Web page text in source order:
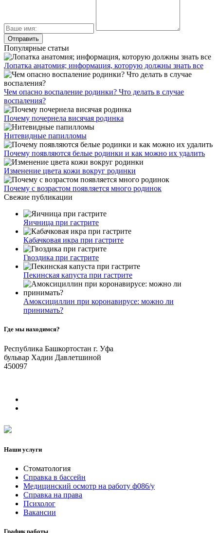
Популярные статьи
Лопатка анатомия; информация, которую должны знать все
Чем опасно воспаление родинки? Что делать в случае
воспаления?
Почему почернела висячая родинка
Нитевидные папилломы
Почему появляются белые родинки и как можно их удалить
Изменение цвета кожи вокруг родинки
Почему с возрастом появляется много родинок
Свежие публикации
Яичница при гастрите
Кабачковая икра при гастрите
Гвоздика при гастрите
Пекинская капуста при гастрите
Амоксициллин при коронавирусе: можно ли
принимать?
Где мы находимся?
Республика Башкортостан г. Уфа
бульвар Хадии Давлетшиной
450097
Наши услуги
Стоматология
Справка в бассейн
Медицинский осмотр на работу ф086/у
Справка на права
Психолог
Вакансии
График работы